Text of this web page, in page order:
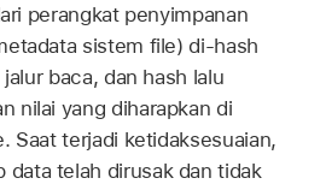
perangkat penyimpanan
sistem file) di-hash
baca, dan hash lalu
nilai yang diharapkan di
Saat terjadi ketidaksesuaian,
data telah dirusak dan tidak